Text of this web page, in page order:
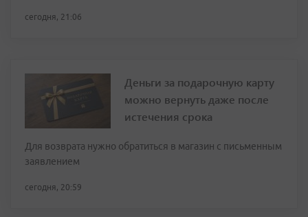
сегодня, 21:06
Деньги за подарочную карту
можно вернуть даже после
истечения срока
Для возврата нужно обратиться в магазин с письменным
заявлением
сегодня, 20:59